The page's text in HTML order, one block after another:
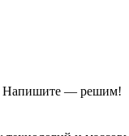
Напишите — решим!